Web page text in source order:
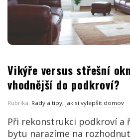
Vikýře versus střešní
vhodnější do podkroví?
Rubrika: Rady a tipy, jak si vylepšit domov
Při rekonstrukci podkroví a
bytu narazíme na